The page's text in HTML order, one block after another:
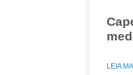
LEIA